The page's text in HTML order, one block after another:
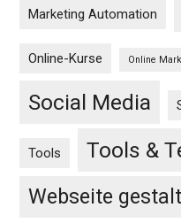
Marketing Automation
Online-Kurse Online
Social Media
Tools Tools &
Webseite